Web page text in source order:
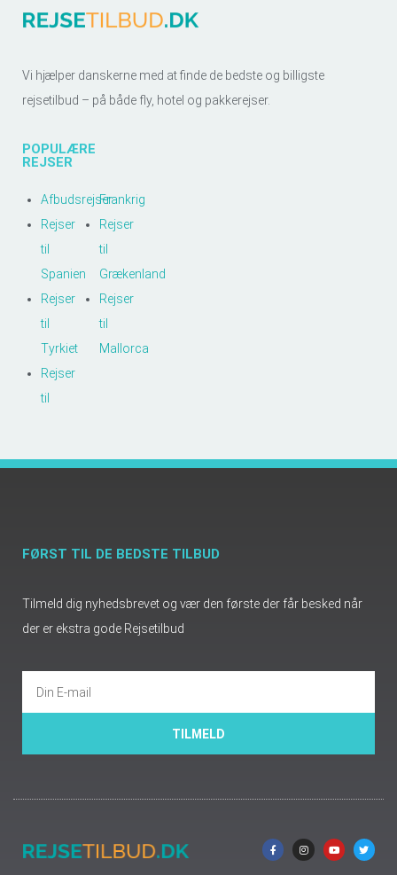
Vi hjælper danskerne med at finde de bedste og billigste
rejsetilbud – på både fly, hotel og pakkerejser.
POPULÆRE
REJSER
Afbudsrejser
Rejser
til
Spanien
Rejser
til
Tyrkiet
Rejser
til
Frankrig
Rejser
til
Grækenland
Rejser
til
Mallorca
FØRST TIL DE BEDSTE TILBUD
Tilmeld dig nyhedsbrevet og vær den første der får besked når
der er ekstra gode Rejsetilbud
TILMELD